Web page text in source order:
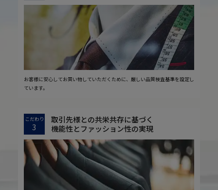
お客様に安心してお買い物していただくために、厳しい品質検査基準を設定し
ています。
こだわり
3
取引先様との共栄共存に基づく
機能性とファッション性の実現